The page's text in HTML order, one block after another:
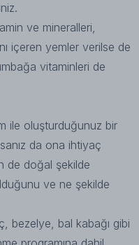
ve mineralleri,
içeren yemler verilse de
vitaminleri de
ile oluşturduğunuz bir
da ona ihtiyaç
de doğal şekilde
ve ne şekilde
bezelye, bal kabağı gibi